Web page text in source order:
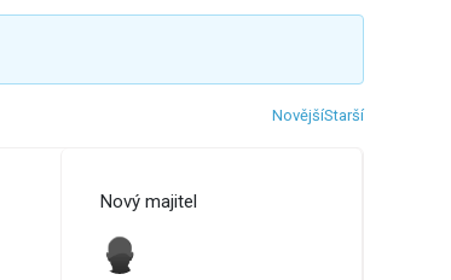
NovějšíStarší
Nový majitel